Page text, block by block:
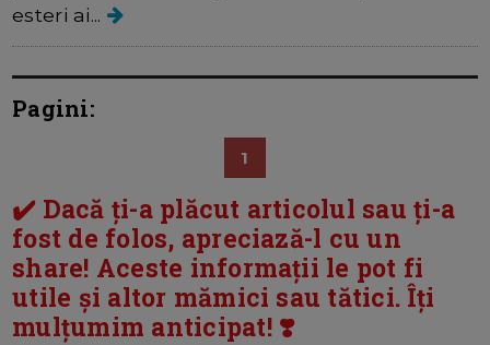
esteri ai...
Pagini:
1
✔️ Dacă ți-a plăcut articolul sau ți-a
fost de folos, apreciază-l cu un
share! Aceste informații le pot fi
utile și altor mămici sau tătici. Îți
mulțumim anticipat! ❣️